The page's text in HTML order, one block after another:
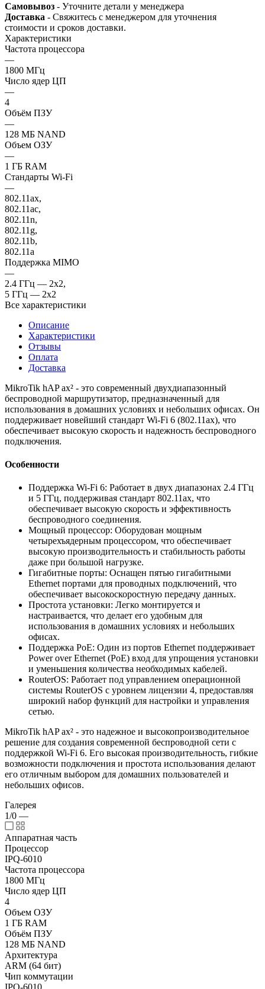
Самовывоз - Уточните детали у менеджера
Доставка - Свяжитесь с менеджером для уточнения
стоимости и сроков доставки.
Характеристики
Частота процессора
—
1800 МГц
Число ядер ЦП
—
4
Объём ПЗУ
—
128 МБ NAND
Объем ОЗУ
—
1 ГБ RAM
Стандарты Wi-Fi
—
802.11ax,
802.11ac,
802.11n,
802.11g,
802.11b,
802.11a
Поддержка MIMO
—
2.4 ГГц — 2x2,
5 ГГц — 2x2
Все характеристики
Описание
Характеристики
Отзывы
Оплата
Доставка
MikroTik hAP ax² - это современный двухдиапазонный
беспроводной маршрутизатор, предназначенный для
использования в домашних условиях и небольших офисах. Он
поддерживает новейший стандарт Wi-Fi 6 (802.11ax), что
обеспечивает высокую скорость и надежность беспроводного
подключения.
Особенности
Поддержка Wi-Fi 6: Работает в двух диапазонах 2.4 ГГц
и 5 ГГц, поддерживая стандарт 802.11ax, что
обеспечивает высокую скорость и эффективность
беспроводного соединения.
Мощный процессор: Оборудован мощным
четырехъядерным процессором, что обеспечивает
высокую производительность и стабильность работы
даже при большой нагрузке.
Гигабитные порты: Оснащен пятью гигабитными
Ethernet портами для проводных подключений, что
обеспечивает высокоскоростную передачу данных.
Простота установки: Легко монтируется и
настраивается, что делает его удобным для
использования в домашних условиях и небольших
офисах.
Поддержка PoE: Один из портов Ethernet поддерживает
Power over Ethernet (PoE) вход для упрощения установки
и уменьшения количества необходимых кабелей.
RouterOS: Работает под управлением операционной
системы RouterOS с уровнем лицензии 4, предоставляя
широкий набор функций для настройки и управления
сетью.
MikroTik hAP ax² - это надежное и высокопроизводительное
решение для создания современной беспроводной сети с
поддержкой Wi-Fi 6. Его высокая производительность, гибкие
возможности подключения и простота использования делают
его отличным выбором для домашних пользователей и
небольших офисов.
Галерея
1/0 —
Аппаратная часть
Процессор
IPQ-6010
Частота процессора
1800 МГц
Число ядер ЦП
4
Объем ОЗУ
1 ГБ RAM
Объём ПЗУ
128 МБ NAND
Архитектура
ARM (64 бит)
Чип коммутации